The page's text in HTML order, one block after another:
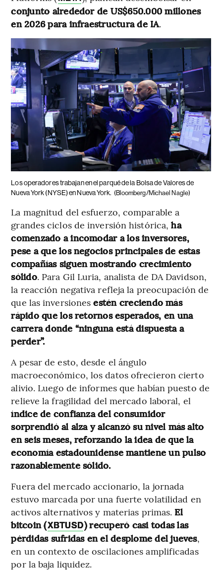
conjunto alrededor de US$650.000 millones
en 2026 para infraestructura de IA.
Los operadores trabajan en el parqué de la Bolsa de Valores de
Nueva York (NYSE) en Nueva York. (Bloomberg/Michael Nagle)
La magnitud del esfuerzo, comparable a
grandes ciclos de inversión histórica,ha
comenzado a incomodar a los inversores,
pese a que los negocios principales de estas
compañías siguen mostrando crecimiento
sólido. Para Gil Luria, analista de DA Davidson,
la reacción negativa refleja la preocupación de
que las inversionesestén creciendo más
rápido que los retornos esperados, en una
carrera donde “ninguna está dispuesta a
perder”.
A pesar de esto, desde el ángulo
macroeconómico, los datos ofrecieron cierto
alivio. Luego de informes que habían puesto de
relieve la fragilidad del mercado laboral, el
índice de confianza del consumidor
sorprendió al alza y alcanzó su nivel más alto
en seis meses, reforzando la idea de que la
economía estadounidense mantiene un pulso
razonablemente sólido.
Fuera del mercado accionario, la jornada
estuvo marcada por una fuerte volatilidad en
activos alternativos y materias primas. El
bitcoin (XBTUSD) recuperó casi todas las
pérdidas sufridas en el desplome del jueves,
en un contexto de oscilaciones amplificadas
por la baja liquidez.